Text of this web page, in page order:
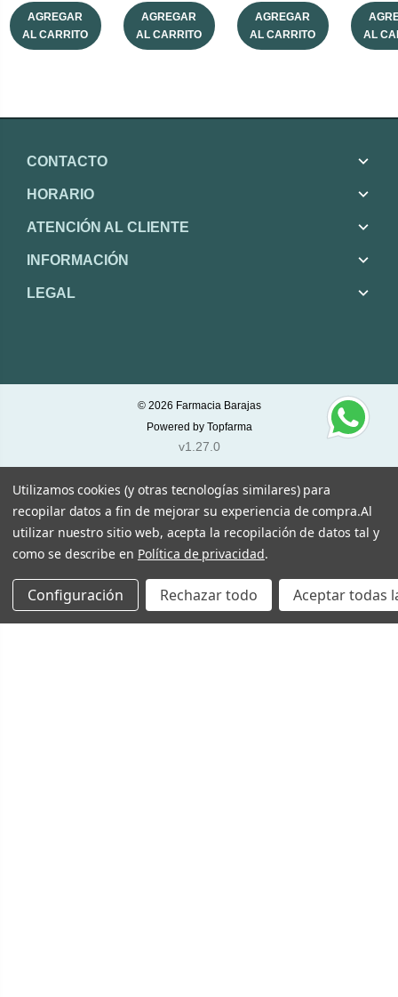
AGREGAR
AL CARRITO
AGREGAR
AL CARRITO
AGREGAR
AL CARRITO
AL
CONTACTO
HORARIO
ATENCIÓN AL CLIENTE
INFORMACIÓN
LEGAL
© 2026 Farmacia Barajas
Powered by Topfarma
v1.27.0
Utilizamos cookies (y otras tecnologías similares) para
recopilar datos a fin de mejorar su experiencia de compra.Al
utilizar nuestro sitio web, acepta la recopilación de datos tal y
como se describe en Política de privacidad.
Configuración Rechazar todo Aceptar todas